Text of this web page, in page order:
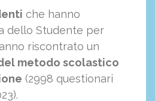
che hanno
dello Studente per
riscontrato un
metodo scolastico
(2998 questionari